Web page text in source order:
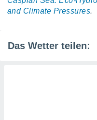
and Climate Pressures.
Das Wetter teilen: